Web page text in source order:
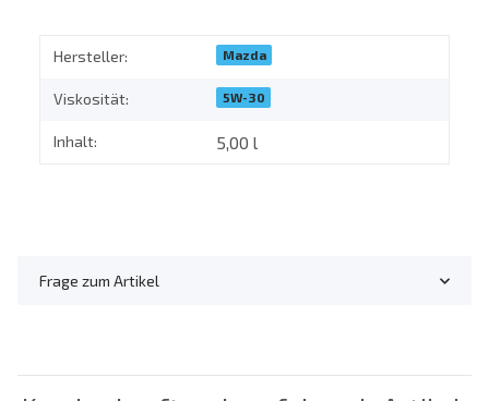
Hersteller: Mazda
Viskosität: 5W-30
Inhalt: 5,00 l
Frage zum Artikel